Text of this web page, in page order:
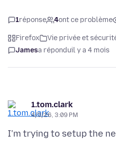
1réponse 4ont ce problème
Firefox Vie privée et
Jamesa réponduil y a 4 mois
1.tom.clark
4/3/26, 3:09 PM
I'm trying to setup the